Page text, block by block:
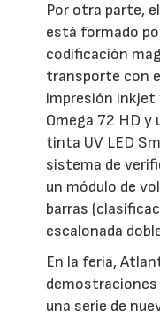
Por otra parte,
está formado
codificación
transporte con
impresión inkjet
Omega 72 HD y
tinta UV LED
sistema de
un módulo de
barras
escalonada
En la feria,
una serie de